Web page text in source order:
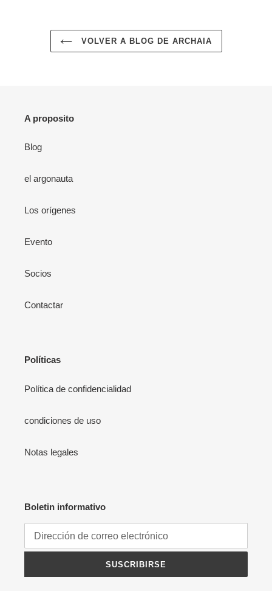
VOLVER A BLOG DE ARCHAIA
A proposito
Blog
el argonauta
Los orígenes
Evento
Socios
Contactar
Políticas
Política de confidencialidad
condiciones de uso
Notas legales
Boletin informativo
SUSCRIBIRSE